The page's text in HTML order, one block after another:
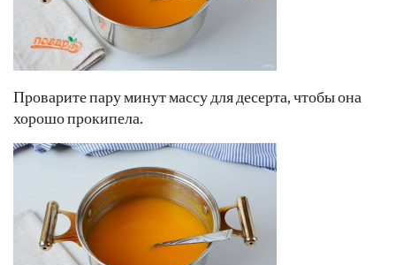
Проварите пару минут массу для десерта, чтобы она
хорошо прокипела.